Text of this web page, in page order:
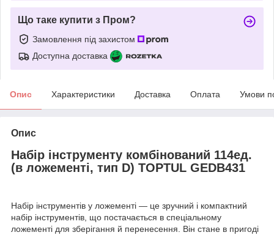
Що таке купити з Пром?
Замовлення під захистом
Доступна доставка
Опис Характеристики Доставка Оплата Умови
Опис
Набір інструменту комбінований 114ед.
(в ложементі, тип D) TOPTUL GEDB431
Набір інструментів у ложементі — це зручний і компактний
набір інструментів, що постачається в спеціальному
ложементі для зберігання й перенесення. Він стане в пригоді